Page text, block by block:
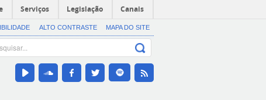
Serviços Legislação Canais
ALTO CONTRASTE MAPA DO SITE